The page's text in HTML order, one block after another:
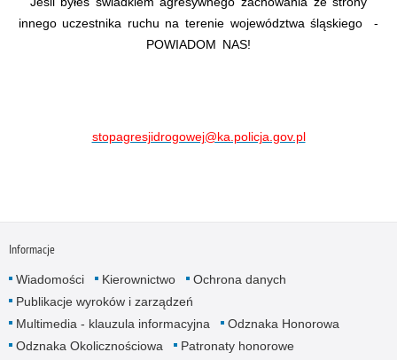
innego uczestnika ruchu na terenie województwa śląskiego -
POWIADOM NAS!
stopagresjidrogowej@ka.policja.gov.pl
Informacje
Wiadomości Kierownictwo
Ochrona danych
Publikacje wyroków i zarządzeń
Multimedia - klauzula informacyjna
Odznaka Honorowa
Odznaka Okolicznościowa
Patronaty honorowe